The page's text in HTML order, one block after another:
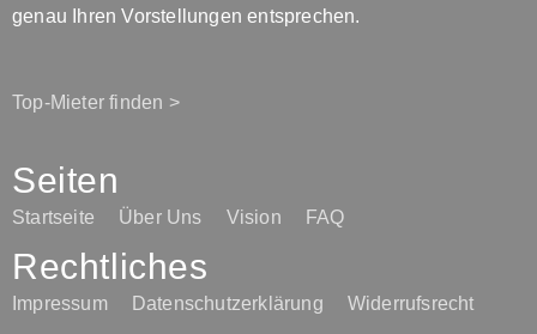
genau Ihren Vorstellungen entsprechen.
Top-Mieter finden >
Seiten
Startseite Über Uns Vision FAQ
Rechtliches
Impressum Datenschutzerklärung Widerrufsrecht